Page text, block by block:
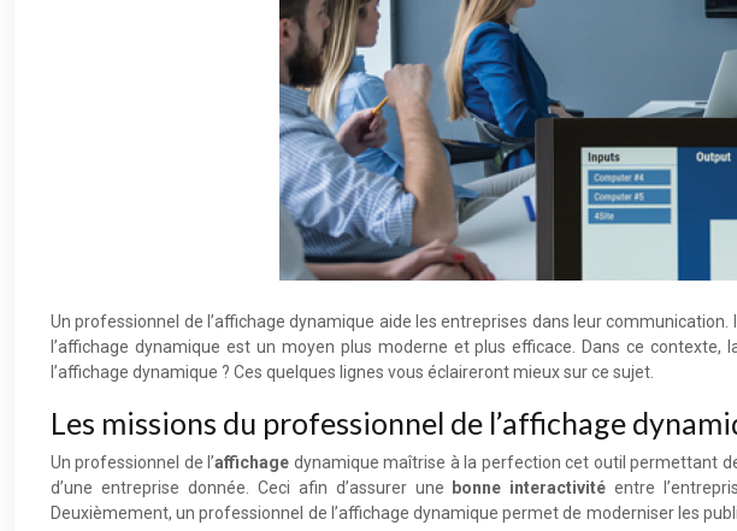
Un professionnel de l’affichage dynamique aide les entreprises dans leur
l’affichage dynamique est un moyen plus moderne et plus efficace. Dans ce
l’affichage dynamique ? Ces quelques lignes vous éclaireront mieux sur ce sujet.
Les missions du professionnel de l’affichage
Un professionnel de l’affichage dynamique maîtrise à la perfection cet outil permettant
d’une entreprise donnée. Ceci afin d’assurer une
bonne interactivité entre
Deuxièmement, un professionnel de l’affichage dynamique permet de moderniser les